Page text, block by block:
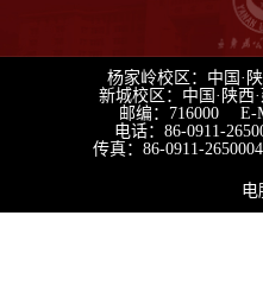
杨家岭校区：中国·
新城校区：中国·陕西
邮编：716000 E-
电话：86-0911-
传真：86-0911-
电